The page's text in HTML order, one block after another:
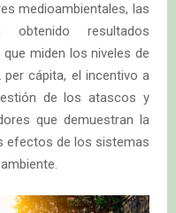
medioambientales, las
resultados
miden los niveles de
cápita, el incentivo a
de los atascos y
que demuestran la
efectos de los sistemas